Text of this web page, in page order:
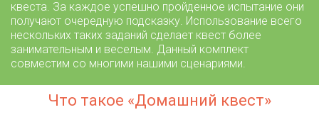
квеста. За каждое успешно пройденное испытание они
получают очередную подсказку. Использование всего
нескольких таких заданий сделает квест более
занимательным и веселым. Данный комплект
совместим со многими нашими сценариями.
Что такое «Домашний квест»